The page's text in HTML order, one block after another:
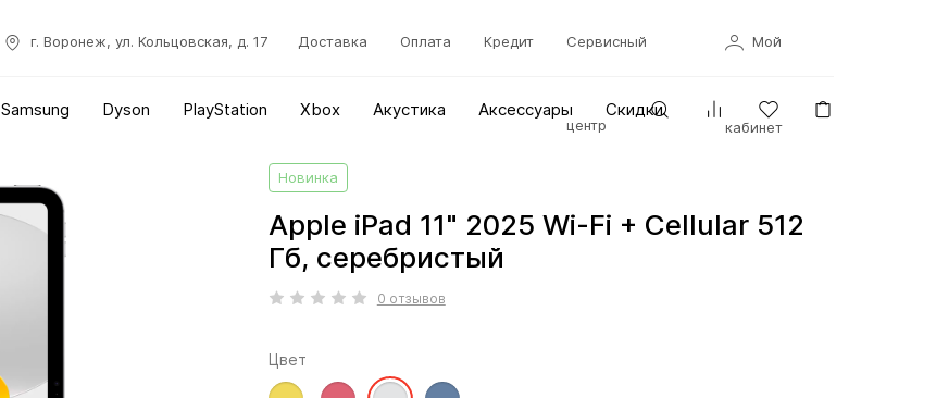
г. Воронеж, ул. Кольцовская, д. 17 Доставка Оплата Кредит Сервисный
центр
Мой
кабинет
Samsung Dyson PlayStation Xbox Акустика Аксессуары Скидки
Новинка
Apple iPad 11" 2025 Wi-Fi + Cellular 512
Гб, серебристый
0 отзывов
Цвет